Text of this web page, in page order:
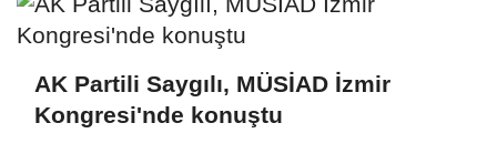
AK Partili Saygılı, MÜSİAD İzmir
Kongresi'nde konuştu